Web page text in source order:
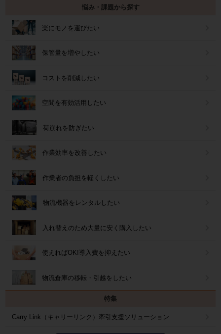
悩み・課題から探す
楽にモノを運びたい
保管量を増やしたい
コストを削減したい
空間を有効活用したい
荷崩れを防ぎたい
作業効率を改善したい
作業者の負担を軽くしたい
物流機器をレンタルしたい
入れ替えのため大量に安く購入したい
使えればOK!導入費を抑えたい
物流倉庫の移転・引越をしたい
特集
Carry Link（キャリーリンク）牽引支援ソリューション